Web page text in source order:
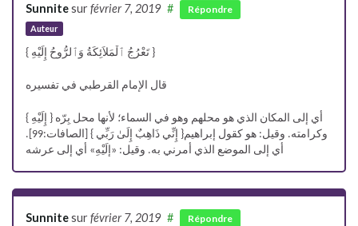
Sunnitesur février 7, 2019
Auteur
# Répondre
{ تَعْرُجُ ٱلْمَلاَئِكَةُ وَٱلرُّوحُ إِلَيْهِ }
قال الإمام القرطبي في تفسيره
{ إِلَيْهِ } أي إلى المكان الذي هو محلهم وهو في السماء؛ لأنها محل بِرّه
وكرامته. وقيل: هو كقول إبراهيم{ إِنِّي ذَاهِبٌ إِلَىٰ رَبِّي } [الصافات:99].
أي إلى الموضع الذي أمرني به. وقيل: «إلَيْهِ» أي إلى عرشه
Sunnitesur février 7, 2019 # Répondre